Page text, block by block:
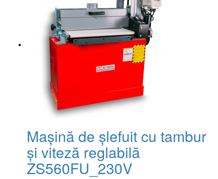
Mașină de șlefuit cu tambur
și viteză reglabilă
ZS560FU_230V